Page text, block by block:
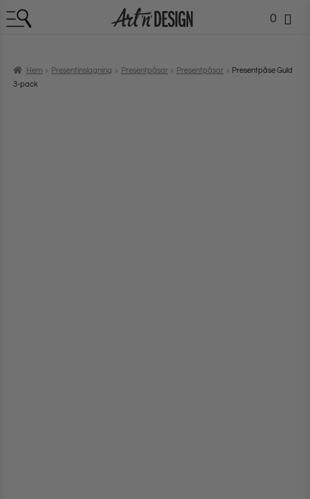
0
Hem Presentinslagning Presentpåsar Presentpåsar
Presentpåse Guld
3-pack